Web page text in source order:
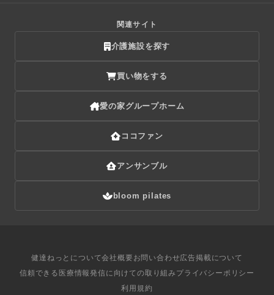
関連サイト
介護施設を探す
買い物をする
愛の家グループホーム
ココファン
アンサンブル
bloom pilates
健達ねっとについて会社概要 お問い合わせ広告掲載について
信頼できる医療情報発信に向けての取り組み プライバシーポリシー
利用規約